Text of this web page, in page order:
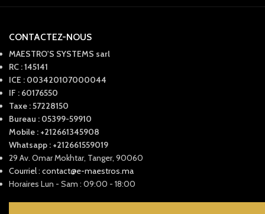
CONTACTEZ-NOUS
MAESTRO'S SYSTEMS sarl
RC : 145141
ICE : 003420107000044
IF : 60176550
Taxe : 57228150
Bureau : 05399-59910
Mobile : +212661345908
Whatsapp : +212661559019
29 Av. Omar Mokhtar, Tanger, 90060
Courriel : contact@e-maestros.ma
Horaires Lun - Sam : 09:00 - 18:00